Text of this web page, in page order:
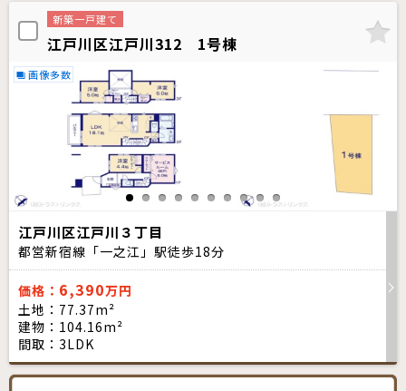
新築一戸建て
江戸川区江戸川312 1号棟
画像多数
江戸川区江戸川３丁目
都営新宿線「一之江」駅徒歩18分
価格： 6,390万円
土地：77.37m²
建物：104.16m²
間取：3LDK